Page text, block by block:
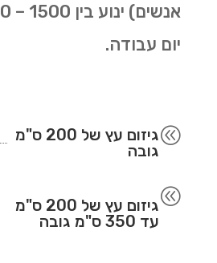
יום עבודה.
@
גיזום עץ של 200 ס"מ
גובה
@
גיזום עץ של 200 ס"מ
עד 350 ס"מ גובה